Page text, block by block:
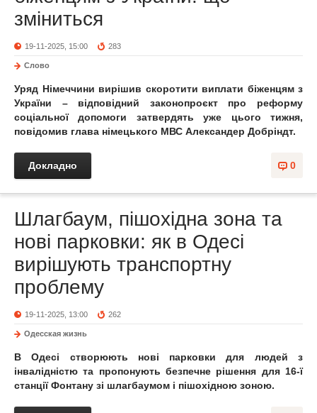
зміниться
19-11-2025, 15:00 283
Слово
Уряд Німеччини вирішив скоротити виплати біженцям з
України – відповідний законопроєкт про реформу
соціальної допомоги затвердять уже цього тижня,
повідомив глава німецького МВС Александер Добріндт.
0
Докладно
Шлагбаум, пішохідна зона та
нові парковки: як в Одесі
вирішують транспортну
проблему
19-11-2025, 13:00 262
Одесская жизнь
В Одесі створюють нові парковки для людей з
інвалідністю та пропонують безпечне рішення для 16-ї
станції Фонтану зі шлагбаумом і пішохідною зоною.